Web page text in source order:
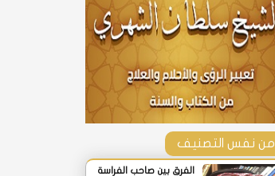
من نفس التصنيف
الفرق بين صاحب الفراسة